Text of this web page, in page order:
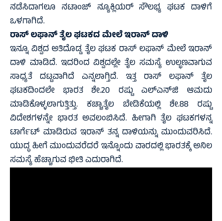
ನಡೆಸಿದಾಗಲೂ ನಟಾಂಜ್‌ ನ್ಯೂಕ್ಲಿಯರ್‌ ಸೌಲಭ್ಯ ಘಟಕ ದಾಳಿಗೆ
ಒಳಗಾಗಿದೆ.
ರಾಸ್ ಲಫಾನ್ ತೈಲ ಘಟಕದ ಮೇಲೆ ಇರಾನ್‌ ದಾಳಿ
ಇನ್ನೂ ವಿಶ್ವದ ಅತಿದೊಡ್ಡ ತೈಲ ಘಟಕ ರಾಸ್ ಲಫಾನ್ ಮೇಲೆ ಇರಾನ್
ದಾಳಿ ಮಾಡಿದೆ. ಇದರಿಂದ ವಿಶ್ವದಲ್ಲೇ ತೈಲ ಸಮಸ್ಯೆ ಉಲ್ಭಣವಾಗುವ
ಸಾಧ್ಯತೆ ದಟ್ಟವಾಗಿದೆ ಎನ್ನಲಾಗ್ತಿದೆ. ಇತ್ತ ರಾಸ್ ಲಫಾನ್ ತೈಲ
ಘಟಕದಿಂದಲೇ ಭಾರತ ಶೇ.20 ರಷ್ಟು ಎಲ್‌ಎನ್‌ಜಿ ಆಮದು
ಮಾಡಿಕೊಳ್ಳಲಾಗುತ್ತಿತ್ತು. ಕಚ್ಚಾತೈಲ ಬೇಡಿಕೆಯಲ್ಲಿ ಶೇ.88 ರಷ್ಟು
ವಿದೇಶಗಳನ್ನೇ ಭಾರತ ಅವಲಂಬಿಸಿದೆ. ಹೀಗಾಗಿ ತೈಲ ಘಟಕಗಳನ್ನ
ಟಾರ್ಗೆಟ್ ಮಾಡಿರುವ ಇರಾನ್ ತನ್ನ ದಾಳಿಯನ್ನು ಮುಂದುವರಿಸಿದೆ.
ಯುದ್ಧ ಹೀಗೆ ಮುಂದುವರೆದರೆ ಇನ್ನೊಂದು ವಾರದಲ್ಲಿ ಭಾರತಕ್ಕೆ ಅನಿಲ
ಸಮಸ್ಯೆ ಹೆಚ್ಚಾಗುವ ಭೀತಿ ಎದುರಾಗಿದೆ.